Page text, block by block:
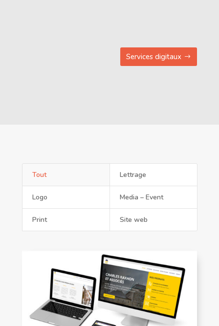
Services digitaux
Tout Lettrage
Logo Media – Event
Print Site web